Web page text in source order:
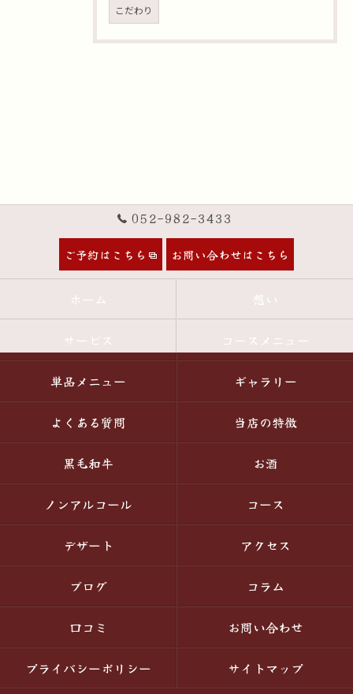
こだわり
052-982-3433
ご予約はこちら お問い合わせはこちら
ホーム 想い
サービス コースメニュー
単品メニュー ギャラリー
よくある質問 当店の特徴
黒毛和牛 お酒
ノンアルコール コース
デザート アクセス
ブログ コラム
口コミ お問い合わせ
プライバシーポリシー サイトマップ